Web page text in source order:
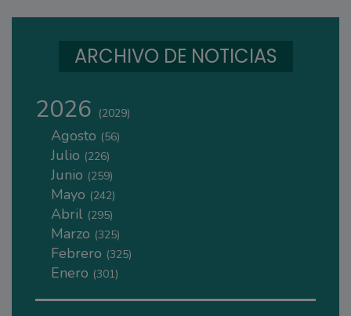
ARCHIVO DE NOTICIAS
2026 (2029)
Agosto (56)
Julio (226)
Junio (259)
Mayo (242)
Abril (295)
Marzo (325)
Febrero (325)
Enero (301)